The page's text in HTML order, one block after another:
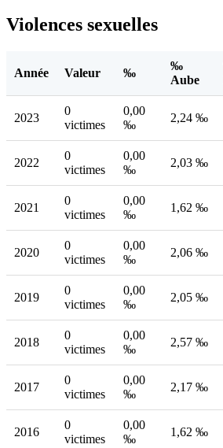
Violences sexuelles
Année Valeur ‰
‰
Aube
2023
0
victimes
0,00
‰
2,24 ‰
2022
0
victimes
0,00
‰
2,03 ‰
2021
0
victimes
0,00
‰
1,62 ‰
2020
0
victimes
0,00
‰
2,06 ‰
2019
0
victimes
0,00
‰
2,05 ‰
2018
0
victimes
0,00
‰
2,57 ‰
2017
0
victimes
0,00
‰
2,17 ‰
2016
0
victimes
0,00
‰
1,62 ‰